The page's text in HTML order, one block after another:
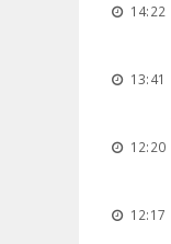
14:22
13:41
12:20
12:17